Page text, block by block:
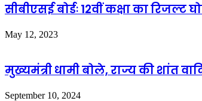
सीबीएसई बोर्डः 12वीं कक्षा का रिजल्ट
May 12, 2023
मुख्यमंत्री धामी बोले, राज्य की शांत
September 10, 2024